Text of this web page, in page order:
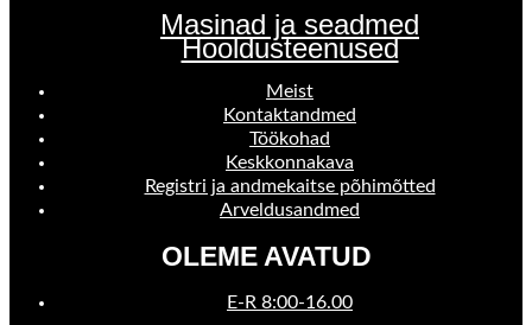
Masinad ja seadmed
Hooldusteenused
Meist
Kontaktandmed
Töökohad
Keskkonnakava
Registri ja andmekaitse põhimõtted
Arveldusandmed
OLEME AVATUD
E-R 8:00-16.00